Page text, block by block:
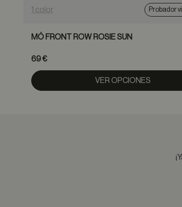
1 color Probador
MÓ FRONT ROW ROSIE SUN
69 €
VER OPCIONES